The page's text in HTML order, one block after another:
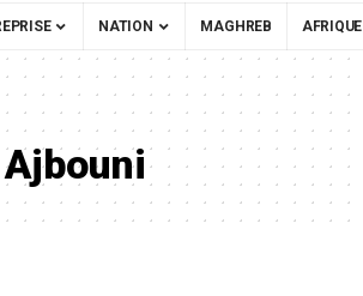
NATION MAGHREB AFRIQUE